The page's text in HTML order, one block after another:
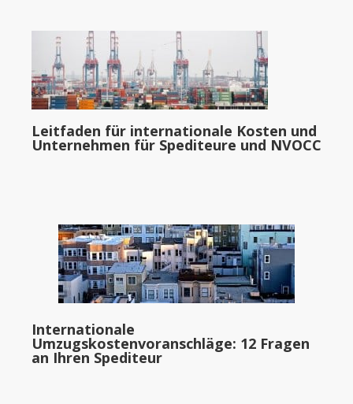
Leitfaden für internationale Kosten und
Unternehmen für Spediteure und NVOCC
Internationale
Umzugskostenvoranschläge: 12 Fragen
an Ihren Spediteur